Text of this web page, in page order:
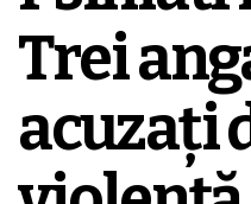
Trei
acuzați